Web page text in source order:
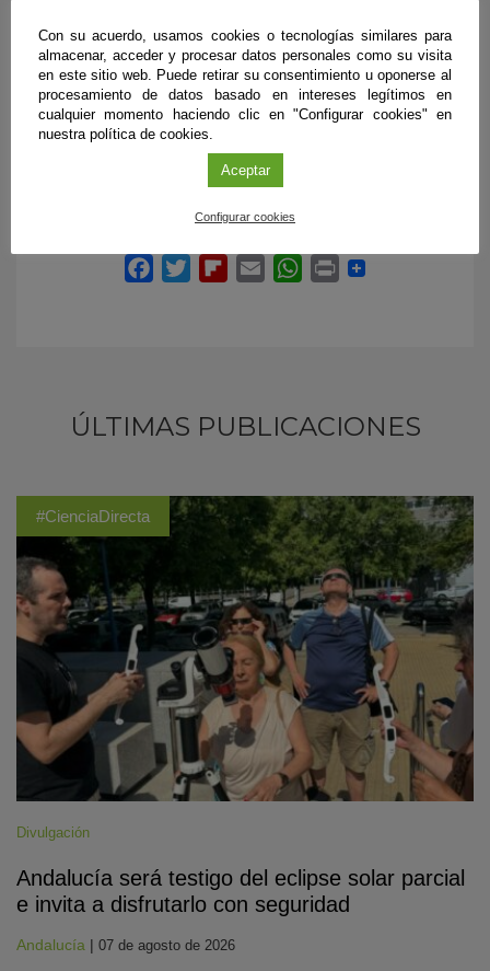
Dpto. de Ciencias de la Computación e Inteligencia Artificial
Universidad de Granada
herrera@decsai.ugr.es
ÚLTIMAS PUBLICACIONES
#CienciaDirecta
Divulgación
Andalucía será testigo del eclipse solar parcial
e invita a disfrutarlo con seguridad
Andalucía | 07 de agosto de 2026
Con su acuerdo, usamos cookies o tecnologías similares para
almacenar, acceder y procesar datos personales como su visita
en este sitio web. Puede retirar su consentimiento u oponerse al
procesamiento de datos basado en intereses legítimos en
cualquier momento haciendo clic en "Configurar cookies" en
nuestra política de cookies.
Aceptar
Configurar cookies